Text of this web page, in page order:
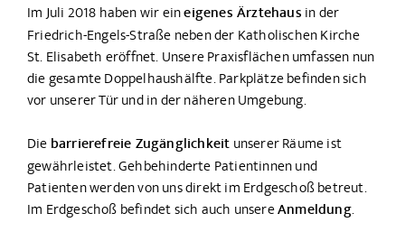
Im Juli 2018 haben wir eineigenes Ärztehausin der
Friedrich-Engels-Straße neben der Katholischen Kirche
St. Elisabeth eröffnet. Unsere Praxisflächen umfassen nun
die gesamte Doppelhaushälfte. Parkplätze befinden sich
vor unserer Tür und in der näheren Umgebung.
Diebarrierefreie Zugänglichkeitunserer Räume ist
gewährleistet. Gehbehinderte Patientinnen und
Patienten werden von uns direkt im Erdgeschoß betreut.
Im Erdgeschoß befindet sich auch unsereAnmeldung.